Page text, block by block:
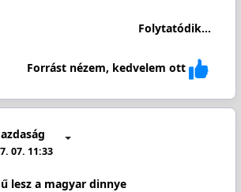
Folytatódik...
Forrást nézem, kedvelem ott
07. 11:33
lesz a magyar dinnye